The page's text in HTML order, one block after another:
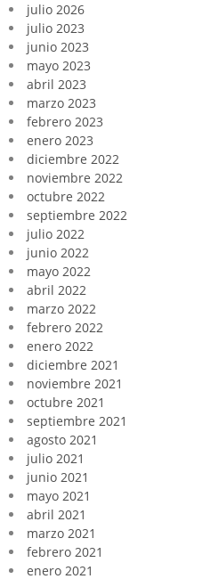
julio 2026
julio 2023
junio 2023
mayo 2023
abril 2023
marzo 2023
febrero 2023
enero 2023
diciembre 2022
noviembre 2022
octubre 2022
septiembre 2022
julio 2022
junio 2022
mayo 2022
abril 2022
marzo 2022
febrero 2022
enero 2022
diciembre 2021
noviembre 2021
octubre 2021
septiembre 2021
agosto 2021
julio 2021
junio 2021
mayo 2021
abril 2021
marzo 2021
febrero 2021
enero 2021